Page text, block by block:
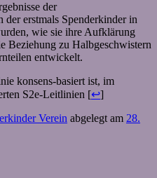
der
der erstmals Spenderkinder in
wie sie ihre Aufklärung
Beziehung zu Halbgeschwistern
entwickelt.
konsens-basiert ist, im
S2e-Leitlinien [↩]
Verein abgelegt am 28.